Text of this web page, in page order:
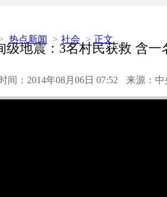
热点新闻 > 社会 > 正文
级地震：3名村民获救 含一
间：2014年08月06日 07:52 来源：中